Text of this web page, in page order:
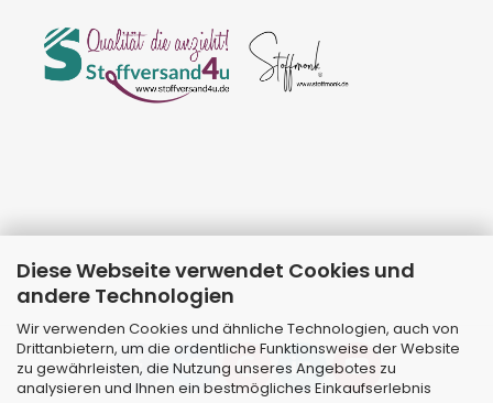
Diese Webseite verwendet Cookies und
andere Technologien
Wir verwenden Cookies und ähnliche Technologien, auch von
Drittanbietern, um die ordentliche Funktionsweise der Website
zu gewährleisten, die Nutzung unseres Angebotes zu
analysieren und Ihnen ein bestmögliches Einkaufserlebnis